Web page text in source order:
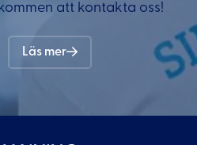
att kontakta oss!
Läs mer